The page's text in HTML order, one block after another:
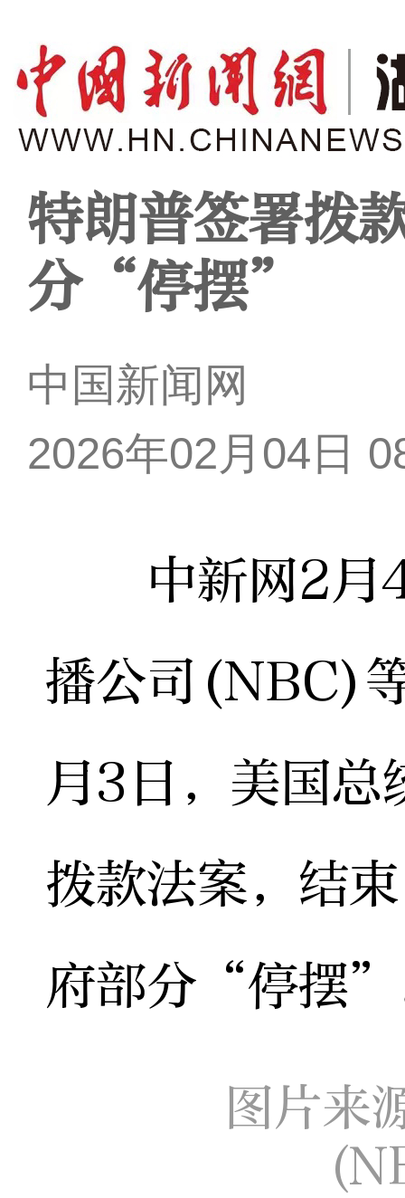
特朗普签署拨
分“停摆”
中国新闻网
2026年02月04日
中新网2月4
播公司(NBC)
月3日，美国总
拨款法案，结
府部分“停摆
图片来